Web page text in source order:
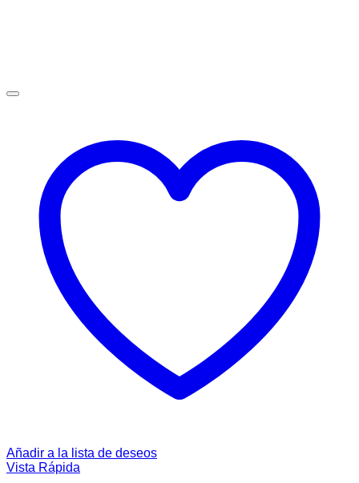
Añadir a la lista de deseos
Vista Rápida